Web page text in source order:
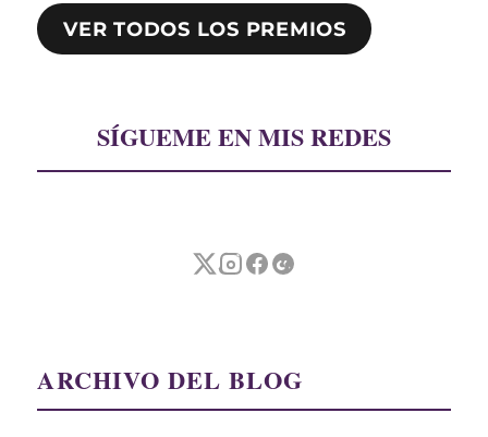
VER TODOS LOS PREMIOS
SÍGUEME EN MIS REDES
ARCHIVO DEL BLOG